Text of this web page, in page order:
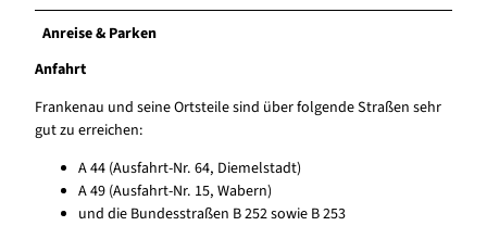
Anreise & Parken
Anfahrt
Frankenau und seine Ortsteile sind über folgende Straßen sehr
gut zu erreichen:
A 44 (Ausfahrt-Nr. 64, Diemelstadt)
A 49 (Ausfahrt-Nr. 15, Wabern)
und die Bundesstraßen B 252 sowie B 253